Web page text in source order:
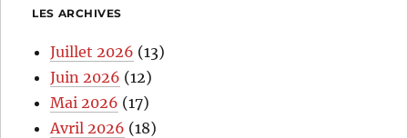
LES ARCHIVES
Juillet 2026 (13)
Juin 2026 (12)
Mai 2026 (17)
Avril 2026 (18)